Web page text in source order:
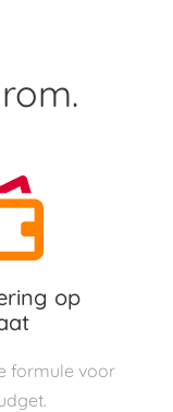
op
formule voor